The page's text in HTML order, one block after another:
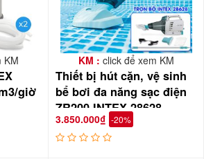
KM
giờ
KM : click để xem KM
Thiết bị hút cặn, vệ sinh
bể bơi đa năng sạc điện
ZR200 INTEX 28628
3.850.000₫ -20%